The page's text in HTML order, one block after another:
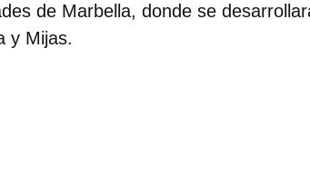
de Marbella, donde se
y Mijas.